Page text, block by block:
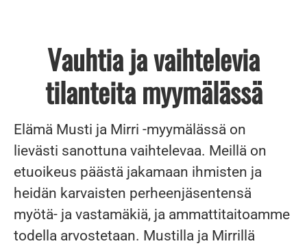
Vauhtia ja vaihtelevia
tilanteita myymälässä
Elämä Musti ja Mirri -myymälässä on
lievästi sanottuna vaihtelevaa. Meillä on
etuoikeus päästä jakamaan ihmisten ja
heidän karvaisten perheenjäsentensä
myötä- ja vastamäkiä, ja ammattitaitoamme
todella arvostetaan. Mustilla ja Mirrillä